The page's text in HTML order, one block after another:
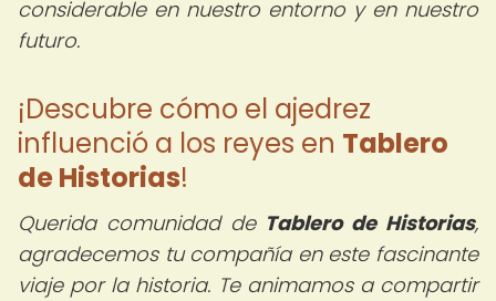
considerable en nuestro entorno y en nuestro
futuro.
¡Descubre cómo el ajedrez
influenció a los reyes en Tablero
de Historias!
Querida comunidad de Tablero de Historias,
agradecemos tu compañía en este fascinante
viaje por la historia. Te animamos a compartir